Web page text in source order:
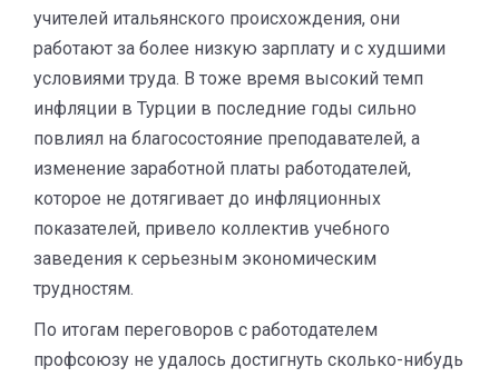
учителей итальянского происхождения, они
работают за более низкую зарплату и с худшими
условиями труда. В тоже время высокий темп
инфляции в Турции в последние годы сильно
повлиял на благосостояние преподавателей, а
изменение заработной платы работодателей,
которое не дотягивает до инфляционных
показателей, привело коллектив учебного
заведения к серьезным экономическим
трудностям.
По итогам переговоров с работодателем
профсоюзу не удалось достигнуть сколько-нибудь